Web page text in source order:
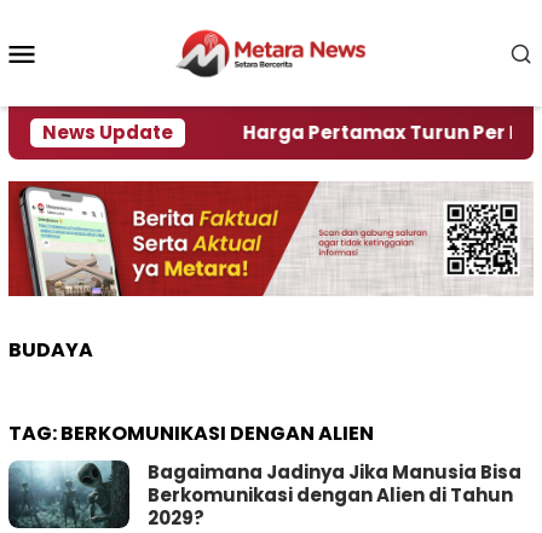
konten
News Update
Krisi Air Harga Pertamax Turun Per Hari Ini,
BUDAYA
TAG:BERKOMUNIKASI DENGAN ALIEN
Bagaimana Jadinya Jika Manusia Bisa
Berkomunikasi dengan Alien di Tahun
2029?